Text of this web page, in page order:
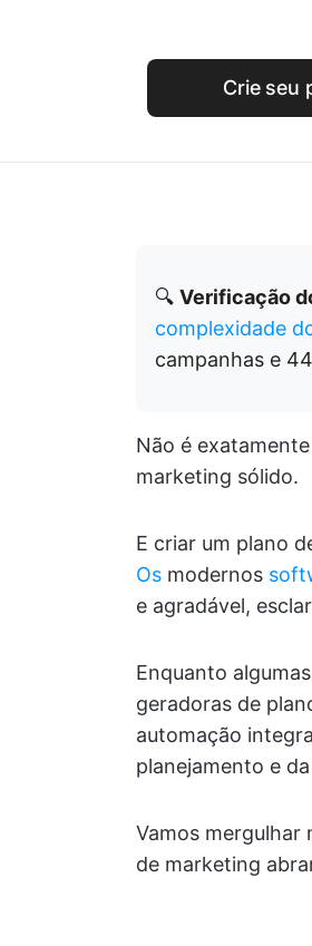
Crie seu
🔍 Verificação
complexidade
campanhas e
Não é
marketing sólido.
E criar um plano
Os modernos
e agradável,
Enquanto
geradoras de
automação
planejamento e
Vamos mergulhar
de marketing